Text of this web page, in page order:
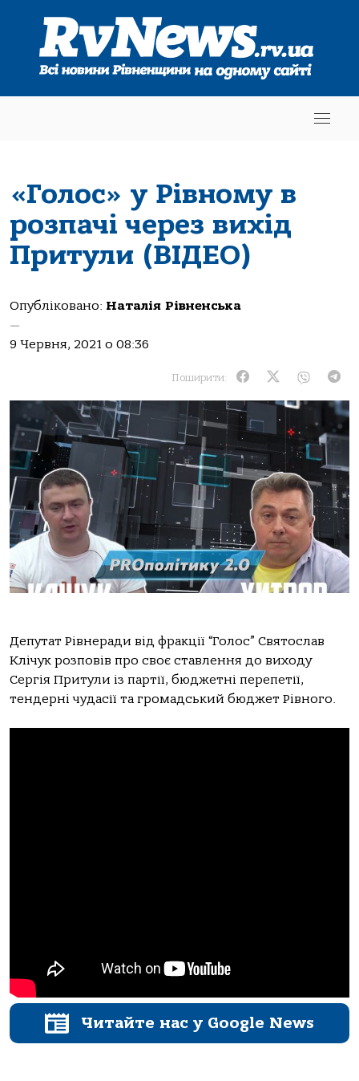
«Голос» у Рівному в
розпачі через вихід
Притули (ВІДЕО)
Опубліковано: Наталія Рівненська
—
9 Червня, 2021 о 08:36
Поширити:
Депутат Рівнеради від фракції “Голос” Святослав
Клічук розповів про своє ставлення до виходу
Сергія Притули із партії, бюджетні перепетії,
тендерні чудасії та громадський бюджет Рівного.
Читайте нас у Google News